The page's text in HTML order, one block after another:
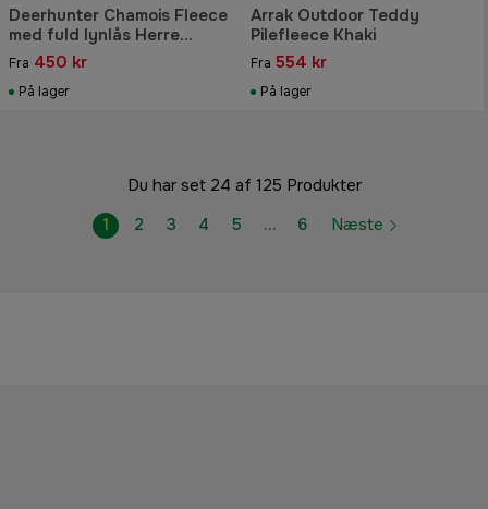
Deerhunter Chamois Fleece
med fuld lynlås Herre
Forest Green
Fra 450 kr
På lager
Arrak Outdoor Teddy
Pilefleece Khaki
Fra 554 kr
På lager
Du har set 24 af 125 Produkter
1
2 3 4 5 … 6 Næste